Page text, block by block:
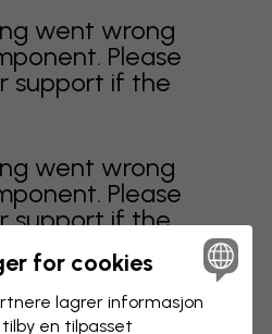
went wrong
Please
support if the
went wrong
Please
support if the
for cookies
lagrer informasjon
en tilpasset